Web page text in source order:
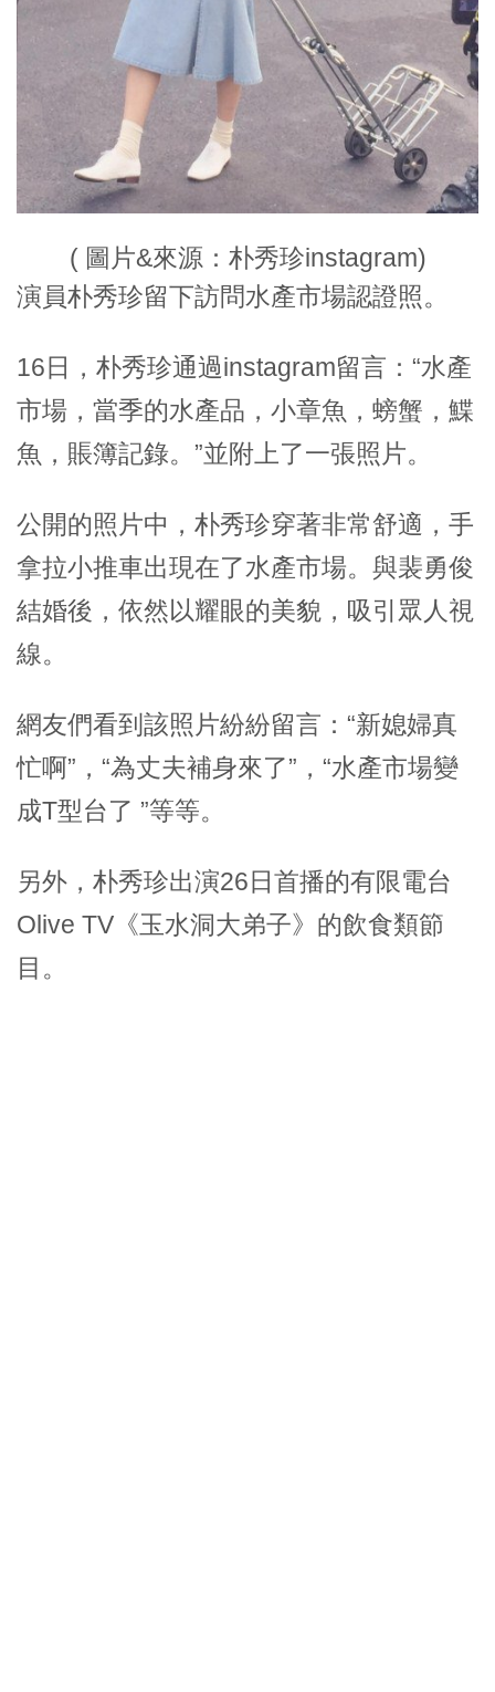
( 圖片&來源：朴秀珍instagram)
演員朴秀珍留下訪問水產市場認證照。
16日，朴秀珍通過instagram留言：“水產
市場，當季的水產品，小章魚，螃蟹，鰈
魚，賬簿記錄。”並附上了一張照片。
公開的照片中，朴秀珍穿著非常舒適，手
拿拉小推車出現在了水產市場。與裴勇俊
結婚後，依然以耀眼的美貌，吸引眾人視
線。
網友們看到該照片紛紛留言：“新媳婦真
忙啊”，“為丈夫補身來了”，“水產市場變
成T型台了 ”等等。
另外，朴秀珍出演26日首播的有限電台
Olive TV《玉水洞大弟子》的飲食類節
目。